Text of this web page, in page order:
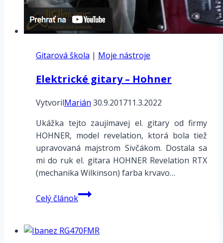
Gitarová škola | Moje nástroje
Elektrické gitary – Hohner
VytvorilMarián 30.9.201711.3.2022
Ukážka tejto zaujímavej el. gitary od firmy
HOHNER, model revelation, ktorá bola tiež
upravovaná majstrom Sivčákom. Dostala sa
mi do ruk el. gitara HOHNER Revelation RTX
(mechanika Wilkinson) farba krvavo…
Celý článokElektrické
gitary
Hohner